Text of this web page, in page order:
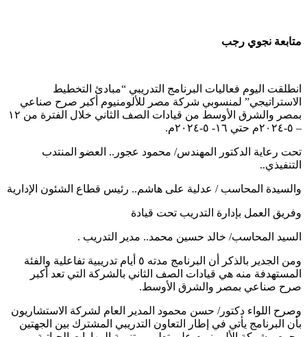
متابعة نجوي رجب
انطلقت اليوم فعاليات البرنامج التدريبي “مبادئ التخطيط
الاستراتيجي” لمنسوبي شركة مصر للألومنيوم أكبر صرح صناعي
بمصر والشرق الأوسط من قيادات الصف الثاني خلال الفترة من ١٢
– ٥-٢٠٢٤م حتي ١٦- ٥-٢٠٢٤م.
تحت رعاية الدكتور المهندس/ محمود عجور.. العضو المنتدب
التنفيذي..
والسيدة المحاسب / عدلية على هاشم.. رئيس قطاع الشئون الإدارية
وفريق العمل بإدارة التدريب تحت قيادة
السيد المحاسب/ خالد حسين محمد.. مدير التدريب .
ومن الجدير بالذكر أن البرنامج مدته ٥ أيام تدريبية تفاعلية والفئة
المستهدفة منه هي قيادات الصف الثاني بالشركة التي تعد أكبر
صرح صناعي بمصر والشرق الأوسط.
وصرح اللواء دكتور/ حسن محمود المدير العام لشركة الاستشاريون
بأن البرنامج يأتي في إطار التعاون التدريبي المشترك بين الجهتين